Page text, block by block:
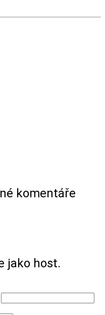
komentáře
jako host.